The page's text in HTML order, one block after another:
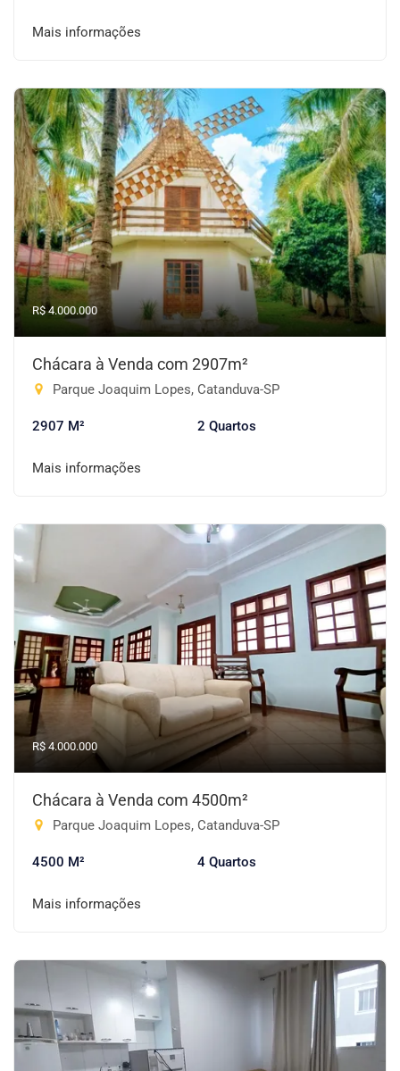
Mais informações
R$ 4.000.000
Chácara à Venda com 2907m²
Parque Joaquim Lopes, Catanduva-SP
2907 M² 2 Quartos
Mais informações
R$ 4.000.000
Chácara à Venda com 4500m²
Parque Joaquim Lopes, Catanduva-SP
4500 M² 4 Quartos
Mais informações